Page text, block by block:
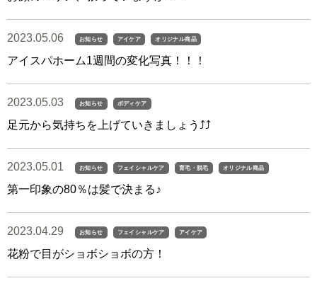
2023.05.06 お知らせ アイケア オリジナル商品
アイスパホーム1週間の変化写真！！！
2023.05.03 お知らせ ボディケア
足元から気持ちを上げていきましょう⤴︎⤴︎
2023.05.01 お知らせ フェイシャルケア 育毛・脱毛 オリジナル商品
第一印象の80％は髪で決まる♪
2023.04.29 お知らせ フェイシャルケア アイケア
花粉で目がショボショボの方！